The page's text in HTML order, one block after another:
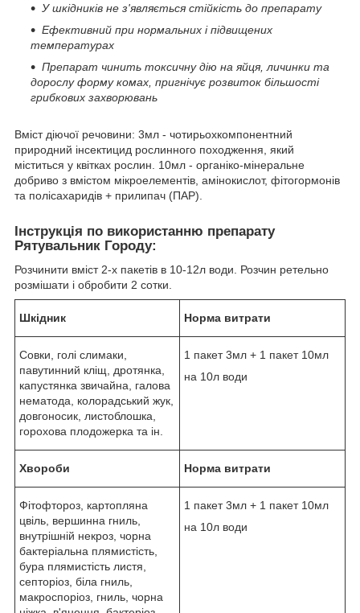
У шкідників не з'являється стійкість до препарату
Ефективний при нормальних і підвищених
температурах
Препарат чинить токсичну дію на яйця, личинки та
дорослу форму комах, пригнічує розвиток більшості
грибкових захворювань
Вміст діючої речовини: 3мл - чотирьохкомпонентний
природний інсектицид рослинного походження, який
міститься у квітках рослин. 10мл - органіко-мінеральне
добриво з вмістом мікроелементів, амінокислот, фітогормонів
та полісахаридів + прилипач (ПАР).
Інструкція по використанню препарату
Рятувальник Городу:
Розчинити вміст 2-х пакетів в 10-12л води. Розчин ретельно
розмішати і обробити 2 сотки.
Шкідник Норма витрати
Совки, голі слимаки,
павутинний кліщ, дротянка,
капустянка звичайна, галова
нематода, колорадський жук,
довгоносик, листоблошка,
горохова плодожерка та ін.
1 пакет 3мл + 1 пакет 10мл
на 10л води
Хвороби Норма витрати
Фітофтороз, картопляна
цвіль, вершинна гниль,
внутрішній некроз, чорна
бактеріальна плямистість,
бура плямистість листя,
септоріоз, біла гниль,
макроспоріоз, гниль, чорна
1 пакет 3мл + 1 пакет 10мл
на 10л води